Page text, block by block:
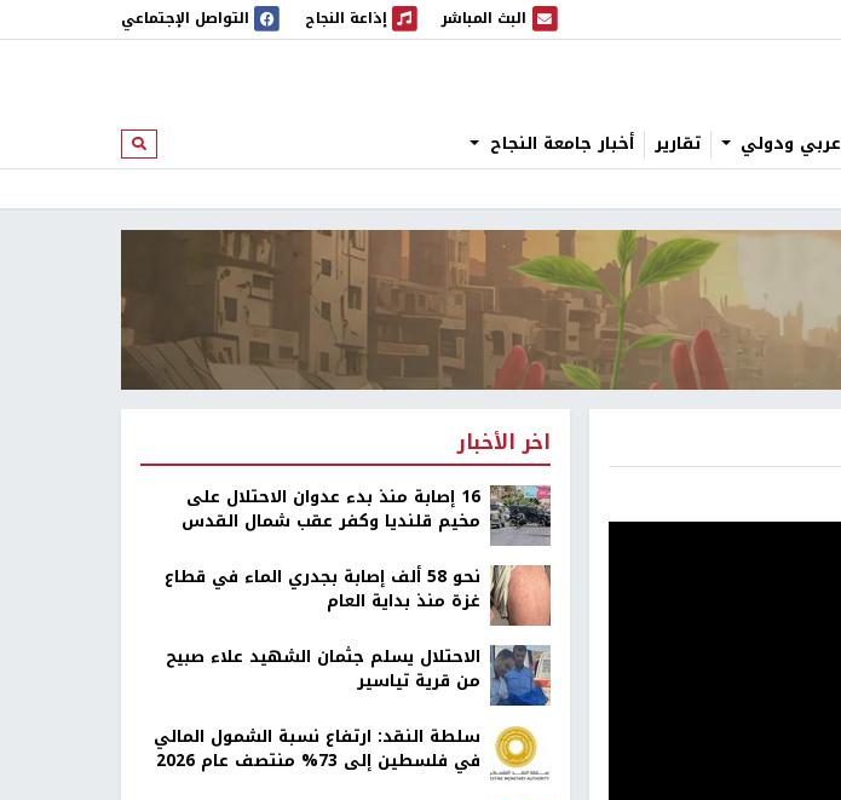
البث المباشر
البث المباشر إذاعة النجاح
إذاعة النجاح التواصل الإجتماعي
عربي ودولي تقارير أخبار جامعة النجاح ابحث
اخر الأخبار
16 إصابة منذ بدء عدوان الاحتلال على
مخيم قلنديا وكفر عقب شمال القدس
نحو 58 ألف إصابة بجدري الماء في قطاع
غزة منذ بداية العام
الاحتلال يسلم جثمان الشهيد علاء صبيح
من قرية تياسير
سلطة النقد: ارتفاع نسبة الشمول المالي
في فلسطين إلى 73% منتصف عام 2026